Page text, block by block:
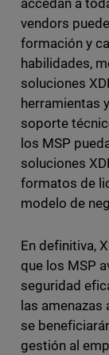
accedan a
vendors
formación y
habilidades,
soluciones
herramientas
soporte
los MSP
soluciones
formatos de
modelo de
En definitiva,
que los MSP
seguridad
las
se
gestión al